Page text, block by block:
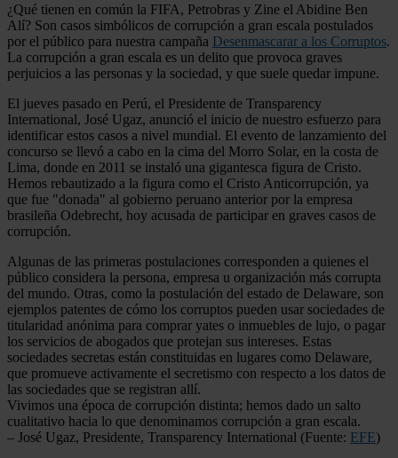
¿Qué tienen en común la FIFA, Petrobras y Zine el Abidine Ben
Alí? Son casos simbólicos de corrupción a gran escala postulados
por el público para nuestra campaña Desenmascarar a los Corruptos.
La corrupción a gran escala es un delito que provoca graves
perjuicios a las personas y la sociedad, y que suele quedar impune.
El jueves pasado en Perú, el Presidente de Transparency
International, José Ugaz, anunció el inicio de nuestro esfuerzo para
identificar estos casos a nivel mundial. El evento de lanzamiento del
concurso se llevó a cabo en la cima del Morro Solar, en la costa de
Lima, donde en 2011 se instaló una gigantesca figura de Cristo.
Hemos rebautizado a la figura como el Cristo Anticorrupción, ya
que fue "donada" al gobierno peruano anterior por la empresa
brasileña Odebrecht, hoy acusada de participar en graves casos de
corrupción.
Algunas de las primeras postulaciones corresponden a quienes el
público considera la persona, empresa u organización más corrupta
del mundo. Otras, como la postulación del estado de Delaware, son
ejemplos patentes de cómo los corruptos pueden usar sociedades de
titularidad anónima para comprar yates o inmuebles de lujo, o pagar
los servicios de abogados que protejan sus intereses. Estas
sociedades secretas están constituidas en lugares como Delaware,
que promueve activamente el secretismo con respecto a los datos de
las sociedades que se registran allí.
Vivimos una época de corrupción distinta; hemos dado un salto
cualitativo hacia lo que denominamos corrupción a gran escala.
– José Ugaz, Presidente, Transparency International (Fuente: EFE)